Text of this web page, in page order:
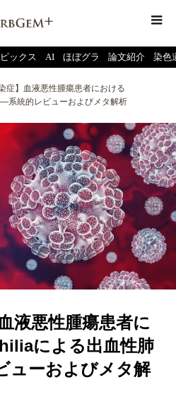
ックス AI ほぼグラ 論文紹介 染色
症】血液悪性腫瘍患者における
統的レビューおよびメタ解析
液悪性腫瘍患者に
による出血性肺
ーおよびメタ解